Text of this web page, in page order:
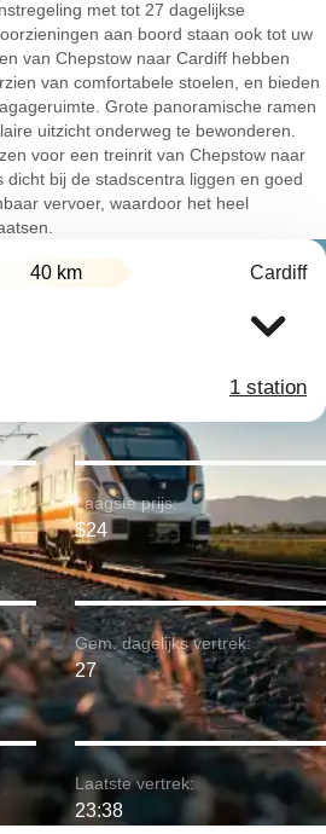
met tot 27 dagelijkse
aan boord staan ook tot uw
van Chepstow naar Cardiff hebben
van comfortabele stoelen, en bieden
Grote panoramische ramen
uitzicht onderweg te bewonderen.
voor een treinrit van Chepstow naar
bij de stadscentra liggen en goed
vervoer, waardoor het heel
40 km Cardiff
1 station
Laagste prijs:
$24
Gem. dagelijks vertrek:
27
Laatste vertrek:
23:38